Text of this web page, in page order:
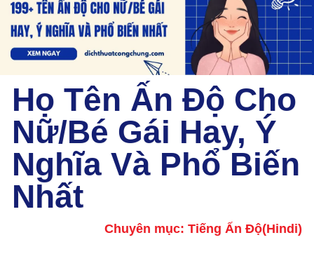
Họ Tên Ấn Độ Cho
Nữ/Bé Gái Hay, Ý
Nghĩa Và Phổ Biến
Nhất
Chuyên mục: Tiếng Ấn Độ(Hindi)